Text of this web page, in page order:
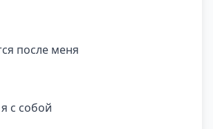
после меня
с собой